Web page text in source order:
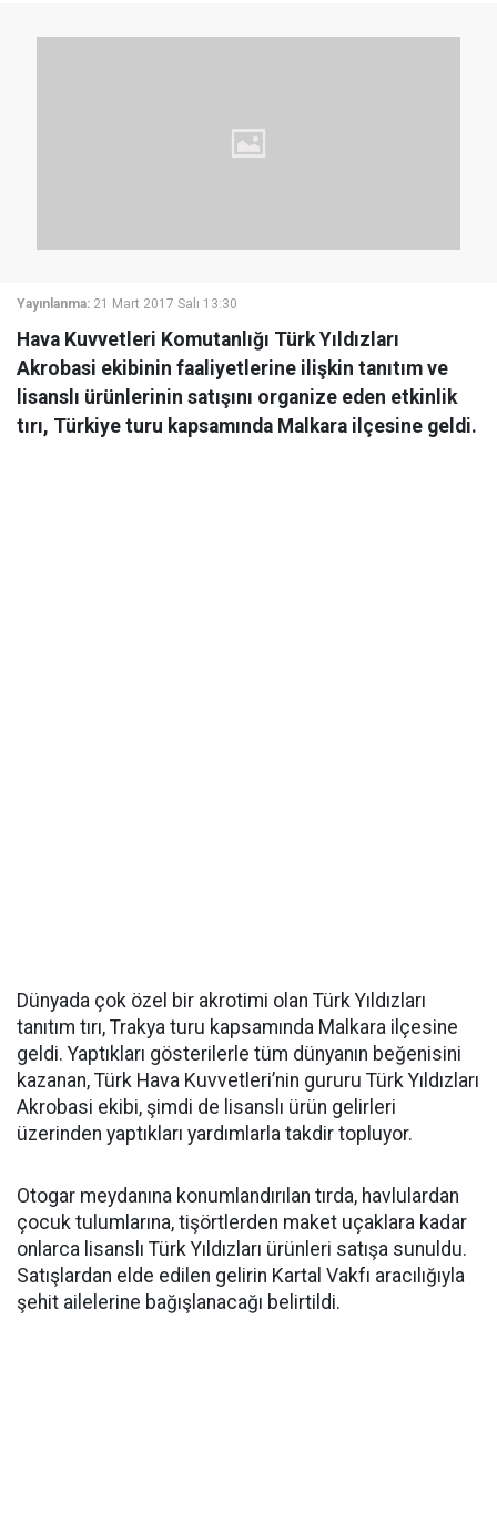
Yayınlanma: 21 Mart 2017 Salı 13:30
Hava Kuvvetleri Komutanlığı Türk Yıldızları
Akrobasi ekibinin faaliyetlerine ilişkin tanıtım ve
lisanslı ürünlerinin satışını organize eden etkinlik
tırı, Türkiye turu kapsamında Malkara ilçesine geldi.
Dünyada çok özel bir akrotimi olan Türk Yıldızları
tanıtım tırı, Trakya turu kapsamında Malkara ilçesine
geldi. Yaptıkları gösterilerle tüm dünyanın beğenisini
kazanan, Türk Hava Kuvvetleri’nin gururu Türk Yıldızları
Akrobasi ekibi, şimdi de lisanslı ürün gelirleri
üzerinden yaptıkları yardımlarla takdir topluyor.
Otogar meydanına konumlandırılan tırda, havlulardan
çocuk tulumlarına, tişörtlerden maket uçaklara kadar
onlarca lisanslı Türk Yıldızları ürünleri satışa sunuldu.
Satışlardan elde edilen gelirin Kartal Vakfı aracılığıyla
şehit ailelerine bağışlanacağı belirtildi.